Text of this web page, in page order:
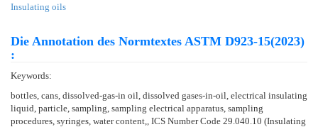
Insulating oils
Die Annotation des Normtextes ASTM D923-15(2023)
:
Keywords:
bottles, cans, dissolved-gas-in oil, dissolved gases-in-oil, electrical insulating
liquid, particle, sampling, sampling electrical apparatus, sampling
procedures, syringes, water content,, ICS Number Code 29.040.10 (Insulating